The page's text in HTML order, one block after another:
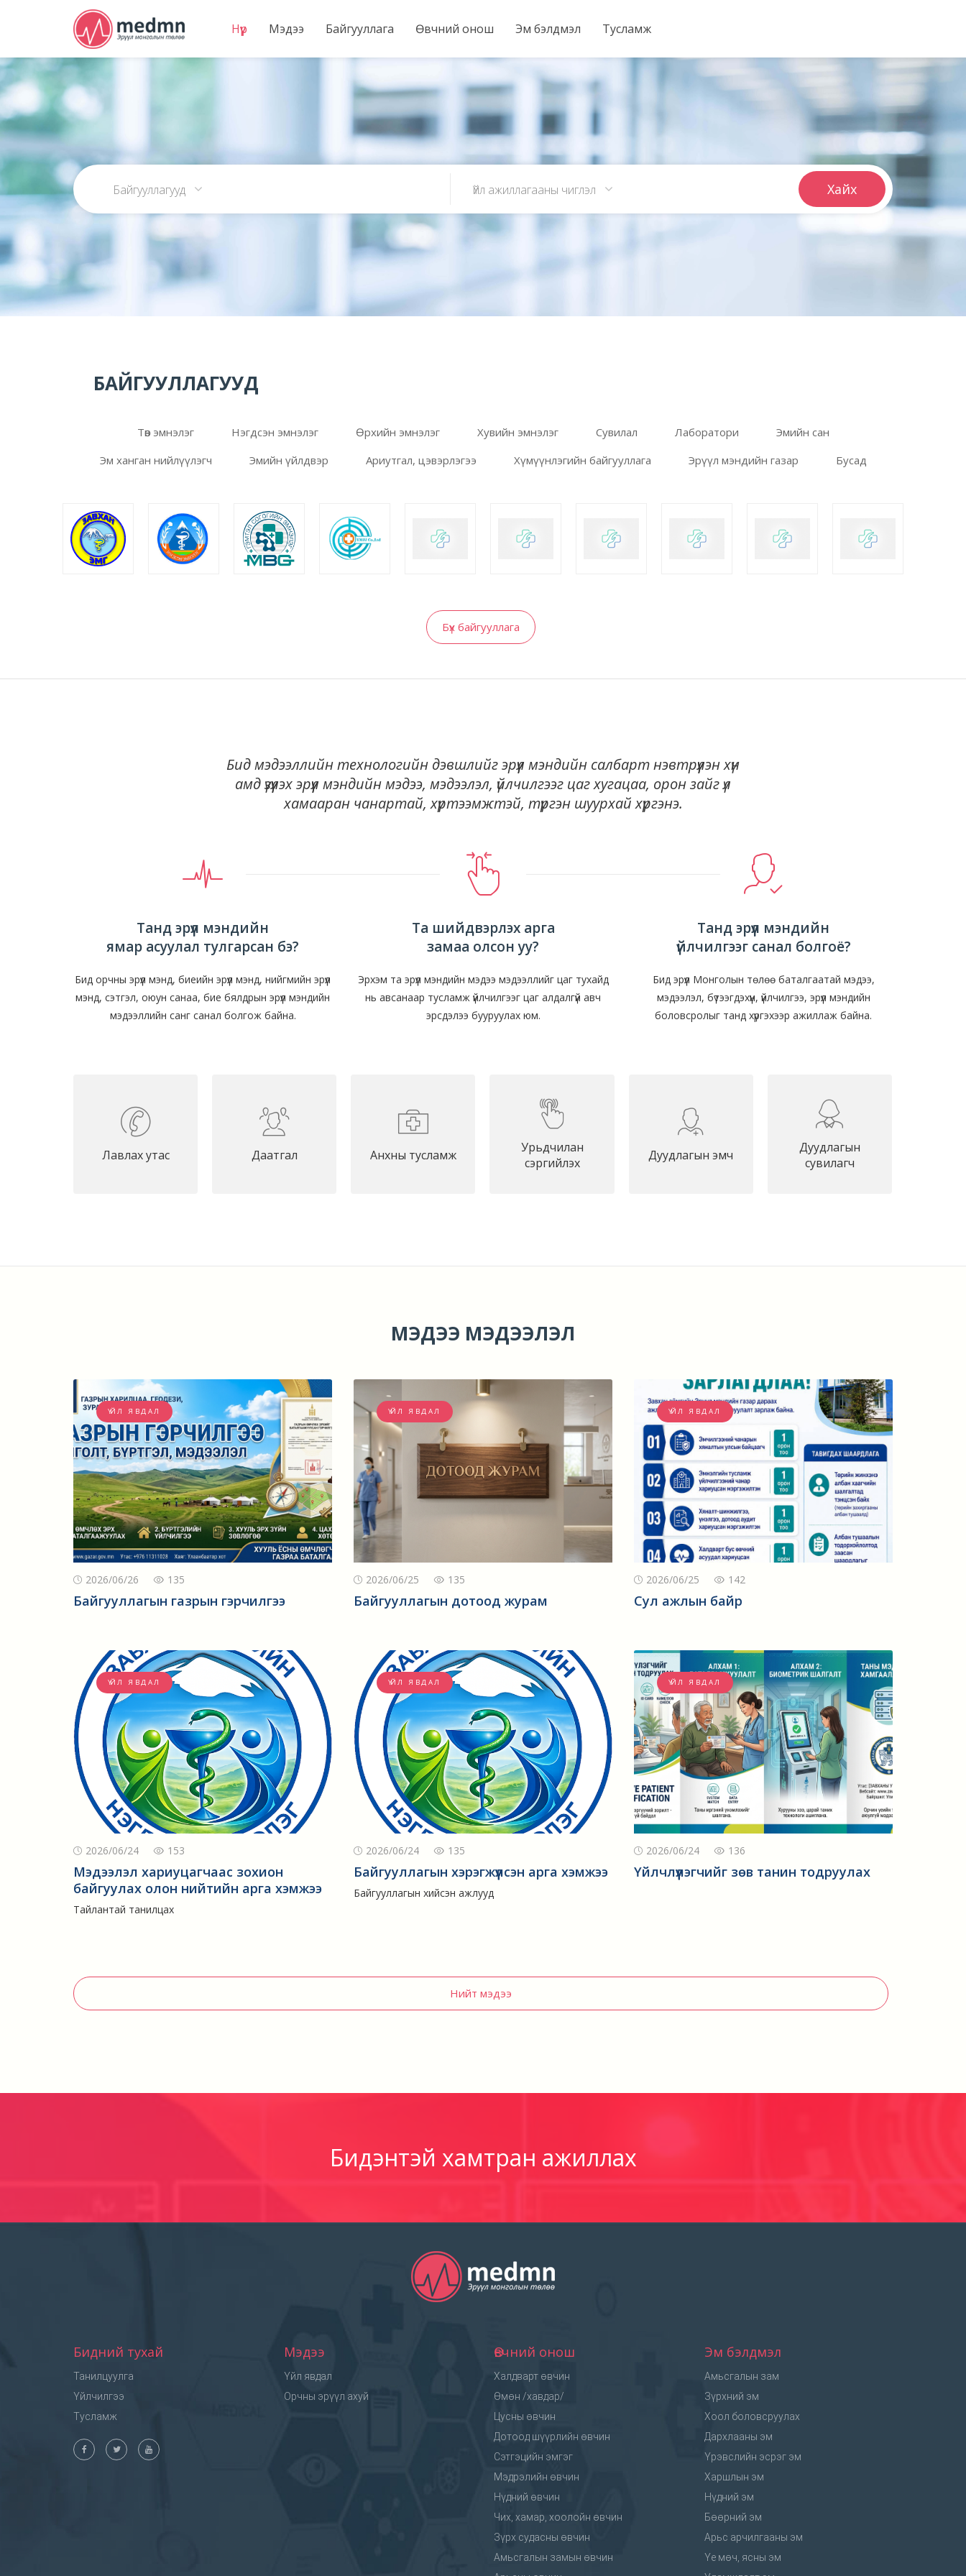
Нүүр Мэдээ Байгууллага Өвчний онош Эм бэлдмэл Тусламж
Байгууллагууд Үйл ажиллагааны чиглэл Хайх
БАЙГУУЛЛАГУУД
Төв эмнэлэг Нэгдсэн эмнэлэг Өрхийн эмнэлэг Хувийн эмнэлэг Сувилал Лаборатори
Эмийн сан
Эм ханган нийлүүлэгч
Эмийн үйлдвэр Ариутгал, цэвэрлэгээ Хүмүүнлэгийн байгууллага Эрүүл мэндийн газар Бусад
Бүх байгууллага
Бид мэдээллийн технологийн дэвшлийг эрүүл мэндийн салбарт нэвтрүүлэн хүн
амд үзүүлэх эрүүл мэндийн мэдээ, мэдээлэл, үйлчилгээг цаг хугацаа, орон зайг үл
хамааран чанартай, хүртээмжтэй, түргэн шуурхай хүргэнэ.
Танд эрүүл мэндийн
ямар асуулал тулгарсан бэ?
Бид орчны эрүүл мэнд, биеийн эрүүл мэнд, нийгмийн эрүүл
мэнд, сэтгэл, оюун санаа, бие бялдрын эрүүл мэндийн
мэдээллийн санг санал болгож байна.
Та шийдвэрлэх арга
замаа олсон уу?
Эрхэм та эрүүл мэндийн мэдээ мэдээллийг цаг тухайд
нь авсанаар тусламж үйлчилгээг цаг алдалгүй авч
эрсдэлээ бууруулах юм.
Танд эрүүл мэндийн
үйлчилгээг санал болгоё?
Бид эрүүл Монголын төлөө баталгаатай мэдээ,
мэдээлэл, бүтээгдэхүүн, үйлчилгээ, эрүүл мэндийн
боловсролыг танд хүргэхээр ажиллаж байна.
Лавлах утас Даатгал Анхны тусламж
Урьдчилан
сэргийлэх
Дуудлагын эмч
Дуудлагын
сувилагч
МЭДЭЭ МЭДЭЭЛЭЛ
ҮЙЛ ЯВДАЛ
2026/06/26 135
Байгууллагын газрын гэрчилгээ
ҮЙЛ ЯВДАЛ
2026/06/25 135
Байгууллагын дотоод журам
ҮЙЛ ЯВДАЛ
2026/06/25 142
Сул ажлын байр
ҮЙЛ ЯВДАЛ
2026/06/24 153
Мэдээлэл хариуцагчаас зохион
байгуулах олон нийтийн арга хэмжээ
Тайлантай танилцах
ҮЙЛ ЯВДАЛ
2026/06/24 135
Байгууллагын хэрэгжүүлсэн арга хэмжээ
Байгууллагын хийсэн ажлууд
ҮЙЛ ЯВДАЛ
2026/06/24 136
Үйлчлүүлэгчийг зөв танин тодруулах
Нийт мэдээ
Бидэнтэй хамтран ажиллах
Бидний тухай
Танилцуулга
Үйлчилгээ
Тусламж
Мэдээ
Үйл явдал
Орчны эрүүл ахуй
Өвчний онош
Халдварт өвчин
Өмөн /хавдар/
Цусны өвчин
Дотоод шүүрлийн өвчин
Сэтгэцийн эмгэг
Мэдрэлийн өвчин
Нүдний өвчин
Чих, хамар, хоолойн өвчин
Зүрх судасны өвчин
Амьсгалын замын өвчин
Эм бэлдмэл
Амьсгалын зам
Зүрхний эм
Хоол боловсруулах
Дархлааны эм
Үрэвслийн эсрэг эм
Харшлын эм
Нүдний эм
Бөөрний эм
Арьс арчилгааны эм
Үе мөч, ясны эм